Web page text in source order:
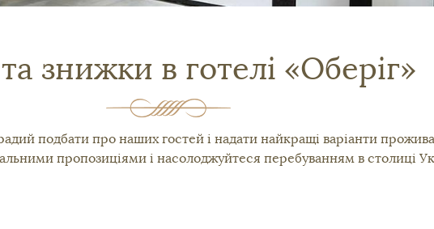
та знижки в готелі «Оберіг»
подбати про наших гостей і надати найкращі варіанти
пропозиціями і насолоджуйтеся перебуванням в столиці